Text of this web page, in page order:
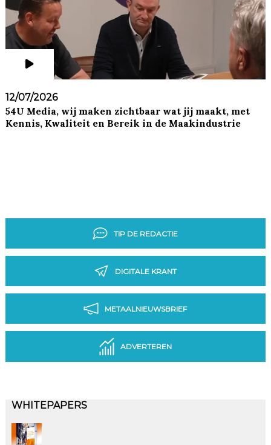
12/07/2026
54U Media, wij maken zichtbaar wat jij maakt, met
Kennis, Kwaliteit en Bereik in de Maakindustrie
TIP DE REDACTIE
DIGITALE KRANT
METAALNIEUWSBRIEF
ADVERTEREN
WHITEPAPERS